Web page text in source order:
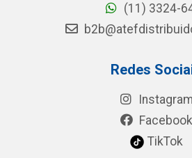
(11) 3324-
Redes
Instagram
Facebook
TikTok